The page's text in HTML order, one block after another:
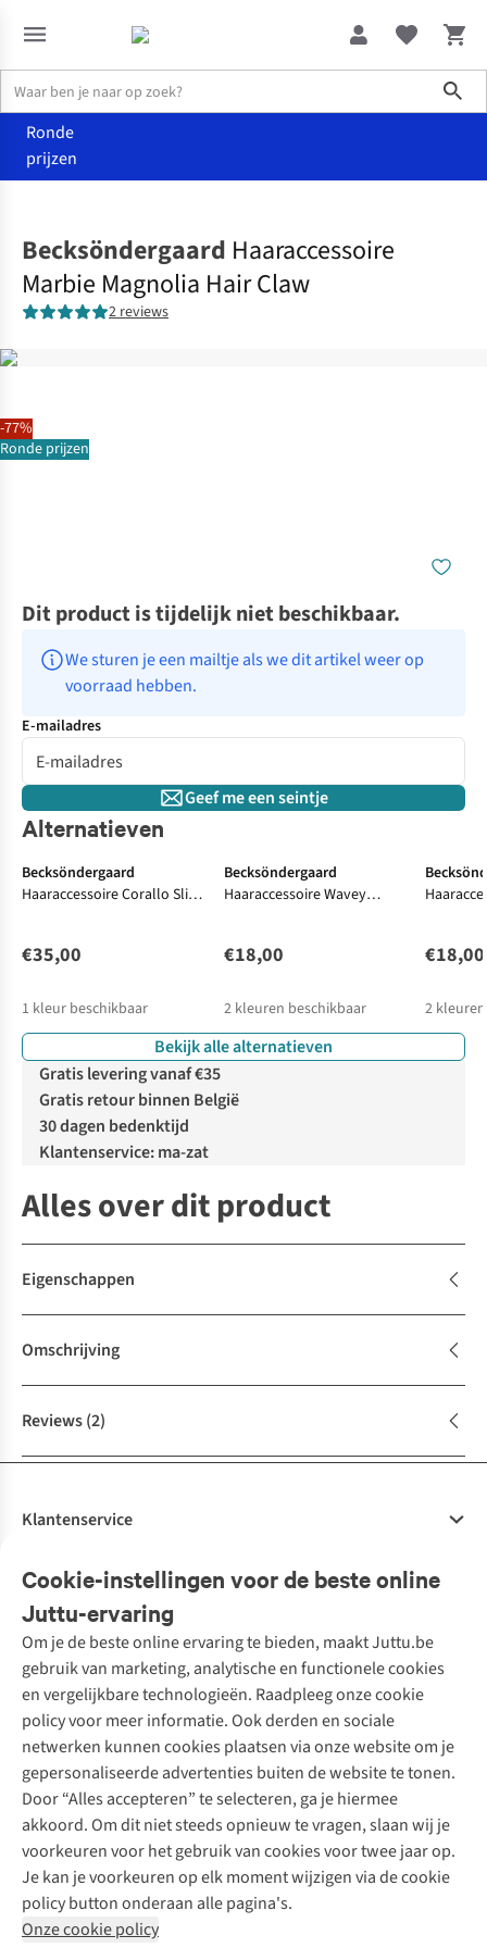
Ronde
prijzen
-77%
Ronde prijzen
Becksöndergaard Haaraccessoire
Marbie Magnolia Hair Claw
2 reviews
Dit product is tijdelijk niet beschikbaar.
We sturen je een mailtje als we dit artikel weer op
voorraad hebben.
E-mailadres
Geef me een seintje
Alternatieven
Becksöndergaard
Haaraccessoire Corallo Slim
€35,00
1 kleur beschikbaar
Becksöndergaard
Haaraccessoire Wavey
€18,00
2 kleuren beschikbaar
€18,00
2
Bekijk alle alternatieven
Gratis levering vanaf €35
Gratis retour binnen België
30 dagen bedenktijd
Klantenservice: ma-zat
Alles over dit product
Eigenschappen
Omschrijving
Reviews(2)
Cookie-instellingen voor de beste online
Juttu-ervaring
Om je de beste online ervaring te bieden, maakt Juttu.be
gebruik van marketing, analytische en functionele cookies
en vergelijkbare technologieën. Raadpleeg onze cookie
policy voor meer informatie. Ook derden en sociale
netwerken kunnen cookies plaatsen via onze website om je
gepersonaliseerde advertenties buiten de website te tonen.
Door “Alles accepteren” te selecteren, ga je hiermee
akkoord. Om dit niet steeds opnieuw te vragen, slaan wij je
voorkeuren voor het gebruik van cookies voor twee jaar op.
Je kan je voorkeuren op elk moment wijzigen via de cookie
policy button onderaan alle pagina's.
Onze cookie policy
Klantenservice
Bestellen
Betalen
10% studentenkorting
Klarna - achteraf betalen
Levering
Retourneren
Bestelling herroepen
Garantie
Contact
Onze diensten
Tweedehands - ReJUsed
Kledingatelier
Personal shopping
Textielbox
Events / workshops
Juttu
Over ons
Juttu Friends
Inspiratie
Werken bij Juttu
Onze winkels
De wereld van Juttu
Verantwoord ondernemen
Toegankelijkheidsverklaring
Merken
Nathalie Vleeschouwer
Selected dames
HKLiving
Dickies
Sessùn
Strom
O My Bag
Revolution
Meld je aan voor de nieuwsbrief
Follow us